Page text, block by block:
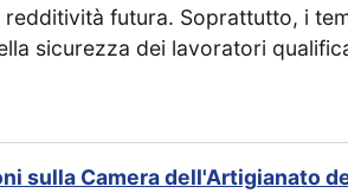
futura. Soprattutto, i
sicurezza dei lavoratori
sulla Camera dell'Artigianato